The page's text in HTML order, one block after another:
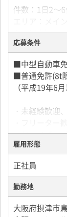
【経験者にも
手積み・手
作業もありませ
体への負担を
です。
「無理なく長
いう方にもピ
【働きやすい
・マイカー／
・柔軟な勤務形
・固定ルート
件数：1日2～
エリア：メ
キロ以内）
荷物：ドライ
積込方法：カ
＜研修しっか
横乗りの同乗
経験者の方も
＜勤務地多数あ
★ご希望の営
摂津市鳥飼上
高槻市柱本6-
大阪市住之江
応募条件
■中型自動車
■普通免許(8t
（平成19年6
・未経験歓迎
・ドライバー
・学歴不問、
・既卒、第二
・20代、30代
★60代未経験も
For non-
雇用形態
正社員
勤務地
大阪府摂津市